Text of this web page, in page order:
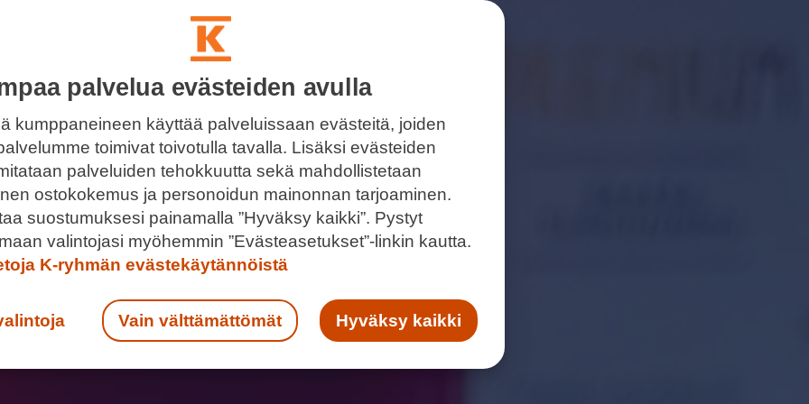
palvelua evästeiden avulla
kumppaneineen käyttää palveluissaan evästeitä, joiden
toimivat toivotulla tavalla. Lisäksi evästeiden
palveluiden tehokkuutta sekä mahdollistetaan
ostokokemus ja personoidun mainonnan tarjoaminen.
suostumuksesi painamalla ”Hyväksy kaikki”. Pystyt
valintojasi myöhemmin ”Evästeasetukset”-linkin kautta.
K-ryhmän evästekäytännöistä
Vain välttämättömät Hyväksy kaikki